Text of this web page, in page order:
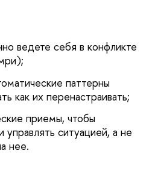
ведете себя в конфликте
паттерны
как их перенастраивать;
приемы, чтобы
управлять ситуацией, а не
нее.